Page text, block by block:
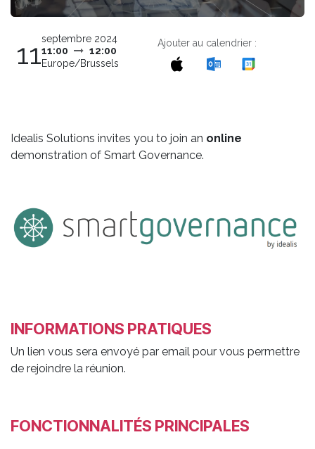
11septembre 2024
11:00
12:00
Europe/Brussels
Ajouter au calendrier :
Idealis Solutions invites you to join an online
demonstration of Smart Governance.
INFORMATIONS PRATIQUES
Un lien vous sera envoyé par email pour vous permettre
de rejoindre la réunion.
FONCTIONNALITÉS PRINCIPALES